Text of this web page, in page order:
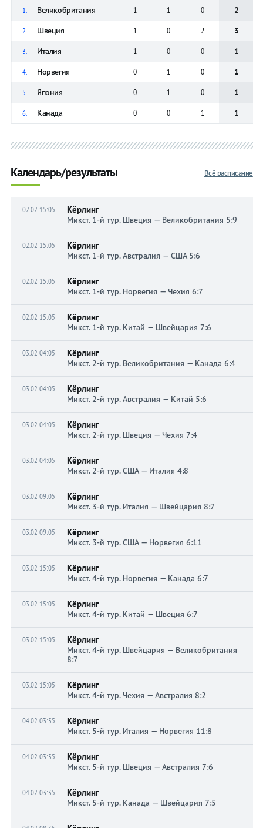
1. Великобритания 1 1 0 2
2. Швеция 1 0 2 3
3. Италия 1 0 0 1
4. Норвегия 0 1 0 1
5. Япония 0 1 0 1
6. Канада 0 0 1 1
Всё расписание
Календарь/результаты
02.02 15:05 Кёрлинг
Микст. 1-й тур. Швеция — Великобритания 5:9
02.02 15:05 Кёрлинг
Микст. 1-й тур. Австралия — США 5:6
02.02 15:05 Кёрлинг
Микст. 1-й тур. Норвегия — Чехия 6:7
02.02 15:05 Кёрлинг
Микст. 1-й тур. Китай — Швейцария 7:6
03.02 04:05 Кёрлинг
Микст. 2-й тур. Великобритания — Канада 6:4
03.02 04:05 Кёрлинг
Микст. 2-й тур. Австралия — Китай 5:6
03.02 04:05 Кёрлинг
Микст. 2-й тур. Швеция — Чехия 7:4
03.02 04:05 Кёрлинг
Микст. 2-й тур. США — Италия 4:8
03.02 09:05 Кёрлинг
Микст. 3-й тур. Италия — Швейцария 8:7
03.02 09:05 Кёрлинг
Микст. 3-й тур. США — Норвегия 6:11
03.02 15:05 Кёрлинг
Микст. 4-й тур. Норвегия — Канада 6:7
03.02 15:05 Кёрлинг
Микст. 4-й тур. Китай — Швеция 6:7
03.02 15:05 Кёрлинг
Микст. 4-й тур. Швейцария — Великобритания
8:7
03.02 15:05 Кёрлинг
Микст. 4-й тур. Чехия — Австралия 8:2
04.02 03:35 Кёрлинг
Микст. 5-й тур. Италия — Норвегия 11:8
04.02 03:35 Кёрлинг
Микст. 5-й тур. Швеция — Австралия 7:6
04.02 03:35 Кёрлинг
Микст. 5-й тур. Канада — Швейцария 7:5